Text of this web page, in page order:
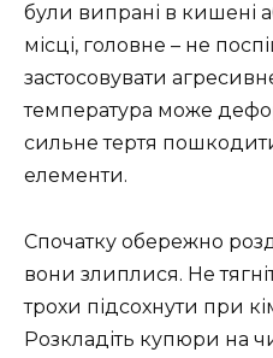
були випрані в кишені
місці, головне – не
застосовувати
температура може
сильне тертя
елементи.
Спочатку обережно
вони злиплися. Не
трохи підсохнути при
Розкладіть купюри на